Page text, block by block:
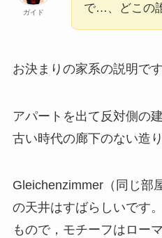
ガイド
で…、どこの
お決まりの家系の説明です
アパートを出て反対側の
古い時代の廊下のない造
Gleichenzimmer（同じ部
の天井はすばらしいです
もので，モチーフはロー